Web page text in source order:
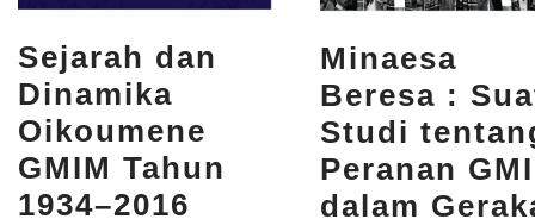
Sejarah dan
Dinamika
Oikoumene
GMIM Tahun
1934–2016
Minaesa
Beresa :
Studi
Peranan
dalam